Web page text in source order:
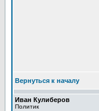
Вернуться к началу
Иван Кулиберов
Политик